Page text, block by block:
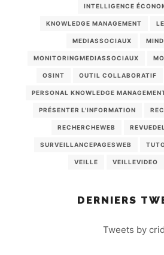
INTELLIGENCE
KNOWLEDGE MANAGEMENT
MEDIASSOCIAUX
MONITORINGMEDIASSOCIAUX
OSINT OUTIL COLLABORATIF
PERSONAL KNOWLEDGE
PRÉSENTER L'INFORMATION
RECHERCHEWEB
SURVEILLANCEPAGESWEB
VEILLE VEILLEVIDEO
DERNIERS
Tweets by crid